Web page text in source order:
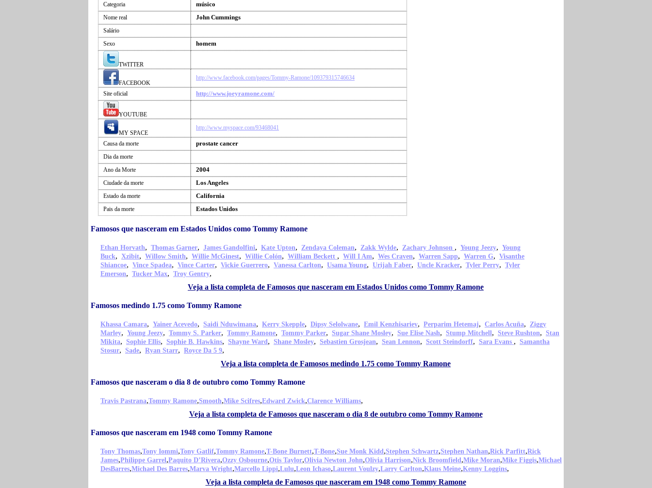
Categoria músico
Nome real John Cummings
Salário
Sexo
homem
TWITTER
FACEBOOK
http://www.facebook.com/pages/Tommy-Ramone/109379315746634
Site oficial http://www.joeyramone.com/
YOUTUBE
MY SPACE
http://www.myspace.com/93468041
Causa da morte prostate cancer
Dia da morte
Ano da Morte
2004
Ciudade da morte Los Angeles
Estado da morte California
Pais da morte Estados Unidos
Famosos que nasceram em Estados Unidos como Tommy Ramone
Ethan Horvath, Thomas Garner, James Gandolfini, Kate Upton, Zendaya Coleman, Zakk Wylde, Zachary Johnson , Young Jeezy, Young
Buck, Xzibit, Willow Smith, Willie McGinest, Willie Colón, William Beckett , Will I Am, Wes Craven, Warren Sapp, Warren G, Visanthe
Shiancoe, Vince Spadea, Vince Carter, Vickie Guerrero, Vanessa Carlton, Usama Young, Urijah Faber, Uncle Kracker, Tyler Perry, Tyler
Emerson, Tucker Max, Troy Gentry,
Veja a lista completa de Famosos que nasceram em Estados Unidos como Tommy Ramone
Famosos medindo 1.75 como Tommy Ramone
Khassa Camara, Yainer Acevedo, Saidi Nduwimana, Kerry Skepple, Dipsy Selolwane, Emil Kenzhisariev, Perparim Hetemaj, Carlos Acuña, Ziggy
Marley, Young Jeezy, Tommy S. Parker, Tommy Ramone, Tommy Parker, Sugar Shane Mosley, Sue Elise Nash, Stump Mitchell, Steve Rushton, Stan
Mikita, Sophie Ellis, Sophie B. Hawkins, Shayne Ward, Shane Mosley, Sebastien Grosjean, Sean Lennon, Scott Steindorff, Sara Evans , Samantha
Stosur, Sade, Ryan Starr, Royce Da 5 9,
Veja a lista completa de Famosos medindo 1.75 como Tommy Ramone
Famosos que nasceram o dia 8 de outubro como Tommy Ramone
Travis Pastrana,Tommy Ramone,Smooth,Mike Scifres,Edward Zwick,Clarence Williams,
Veja a lista completa de Famosos que nasceram o dia 8 de outubro como Tommy Ramone
Famosos que nasceram em 1948 como Tommy Ramone
Tony Thomas,Tony Iommi,Tony Gatlif,Tommy Ramone,T-Bone Burnett,T-Bone,Sue Monk Kidd,Stephen Schwartz,Stephen Nathan,Rick Parfitt,Rick
James,Philippe Garrel,Paquito D’Rivera,Ozzy Osbourne,Otis Taylor,Olivia Newton John,Olivia Harrison,Nick Broomfield,Mike Moran,Mike Figgis,Michael
DesBarres,Michael Des Barres,Marva Wright,Marcello Lippi,Lulu,Leon Ichaso,Laurent Voulzy,Larry Carlton,Klaus Meine,Kenny Loggins,
Veja a lista completa de Famosos que nasceram em 1948 como Tommy Ramone